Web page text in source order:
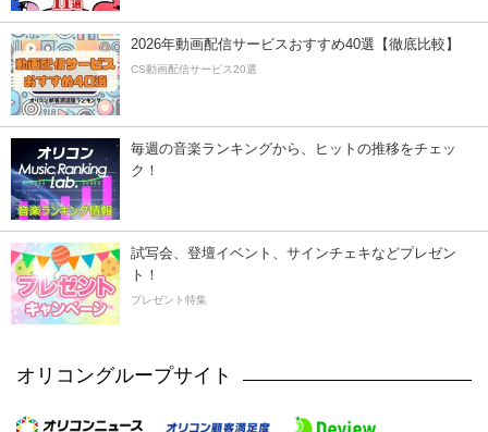
2026年動画配信サービスおすすめ40選【徹底比較】
CS動画配信サービス20選
毎週の音楽ランキングから、ヒットの推移をチェッ
ク！
試写会、登壇イベント、サインチェキなどプレゼン
ト！
プレゼント特集
オリコングループサイト